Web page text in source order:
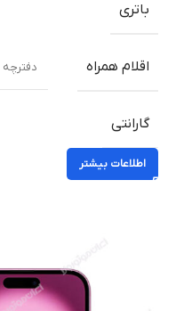
باتری
اقلام همراه دفترچه
گارانتی
اطلاعات بیشتر